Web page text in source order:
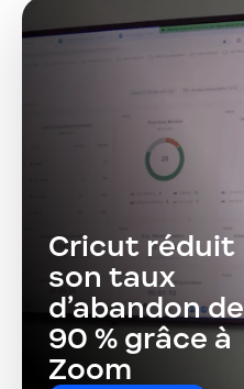
Cricut réduit
son taux
d’abandon de
90 % grâce à
Zoom